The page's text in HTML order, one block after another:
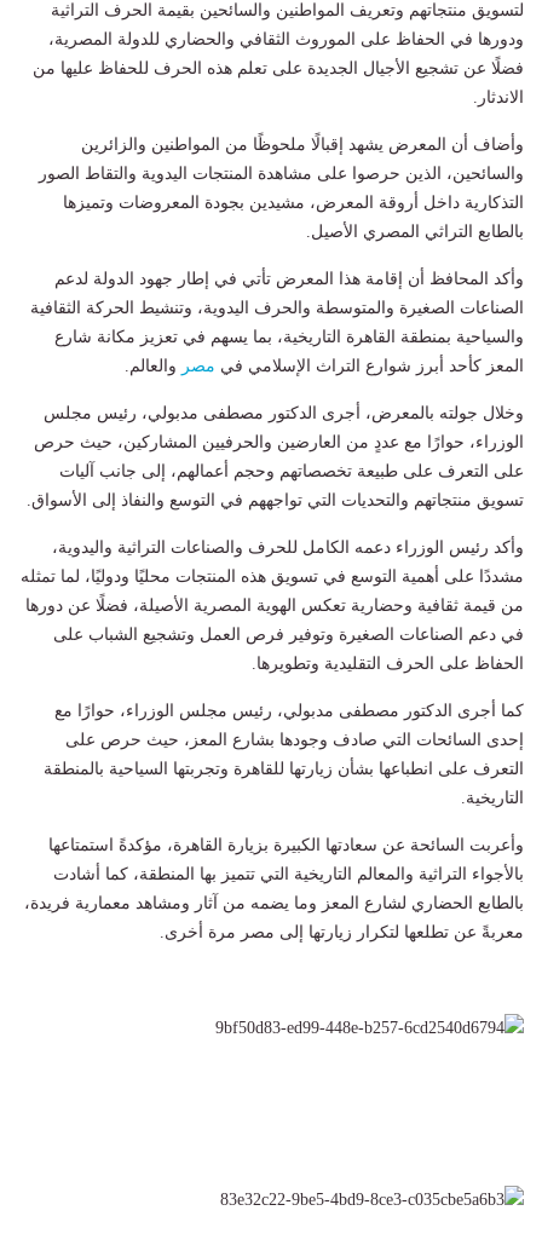
لتسويق منتجاتهم وتعريف المواطنين والسائحين بقيمة الحرف التراثية
ودورها في الحفاظ على الموروث الثقافي والحضاري للدولة المصرية،
فضلًا عن تشجيع الأجيال الجديدة على تعلم هذه الحرف للحفاظ عليها من
الاندثار.
وأضاف أن المعرض يشهد إقبالًا ملحوظًا من المواطنين والزائرين
والسائحين، الذين حرصوا على مشاهدة المنتجات اليدوية والتقاط الصور
التذكارية داخل أروقة المعرض، مشيدين بجودة المعروضات وتميزها
بالطابع التراثي المصري الأصيل.
وأكد المحافظ أن إقامة هذا المعرض تأتي في إطار جهود الدولة لدعم
الصناعات الصغيرة والمتوسطة والحرف اليدوية، وتنشيط الحركة الثقافية
والسياحية بمنطقة القاهرة التاريخية، بما يسهم في تعزيز مكانة شارع
المعز كأحد أبرز شوارع التراث الإسلامي في مصر والعالم.
وخلال جولته بالمعرض، أجرى الدكتور مصطفى مدبولي، رئيس مجلس
الوزراء، حوارًا مع عددٍ من العارضين والحرفيين المشاركين، حيث حرص
على التعرف على طبيعة تخصصاتهم وحجم أعمالهم، إلى جانب آليات
تسويق منتجاتهم والتحديات التي تواجههم في التوسع والنفاذ إلى الأسواق.
وأكد رئيس الوزراء دعمه الكامل للحرف والصناعات التراثية واليدوية،
مشددًا على أهمية التوسع في تسويق هذه المنتجات محليًا ودوليًا، لما تمثله
من قيمة ثقافية وحضارية تعكس الهوية المصرية الأصيلة، فضلًا عن دورها
في دعم الصناعات الصغيرة وتوفير فرص العمل وتشجيع الشباب على
الحفاظ على الحرف التقليدية وتطويرها.
كما أجرى الدكتور مصطفى مدبولي، رئيس مجلس الوزراء، حوارًا مع
إحدى السائحات التي صادف وجودها بشارع المعز، حيث حرص على
التعرف على انطباعها بشأن زيارتها للقاهرة وتجربتها السياحية بالمنطقة
التاريخية.
وأعربت السائحة عن سعادتها الكبيرة بزيارة القاهرة، مؤكدةً استمتاعها
بالأجواء التراثية والمعالم التاريخية التي تتميز بها المنطقة، كما أشادت
بالطابع الحضاري لشارع المعز وما يضمه من آثار ومشاهد معمارية فريدة،
معربةً عن تطلعها لتكرار زيارتها إلى مصر مرة أخرى.